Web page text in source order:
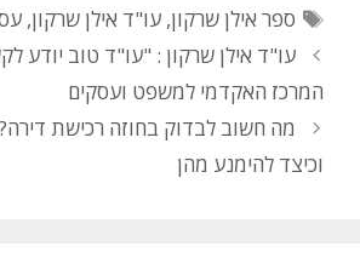
תגיות
ספר אילן שרקון,עו"ד אילן שרקון,
עו"ד אילן שרקון : "עו"ד טוב יודע
המרכז האקדמי למשפט ועסקים
מה חשוב לבדוק בחוזה רכישת
וכיצד להימנע מהן